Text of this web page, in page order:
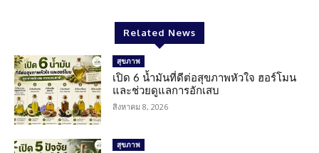
Related News
สุขภาพ
เปิด 6 น้ำมันที่ดีต่อสุขภาพหัวใจ ฮอร์โมน
และช่วยดูแลการอักเสบ
สิงหาคม 8, 2026
สุขภาพ